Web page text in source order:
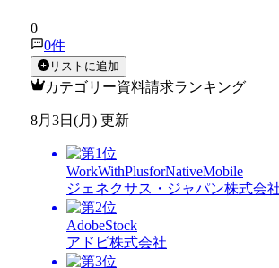
0
0件
リストに追加
カテゴリー資料請求ランキング
8月3日(月) 更新
WorkWithPlusforNativeMobile
ジェネクサス・ジャパン株式会
AdobeStock
アドビ株式会社